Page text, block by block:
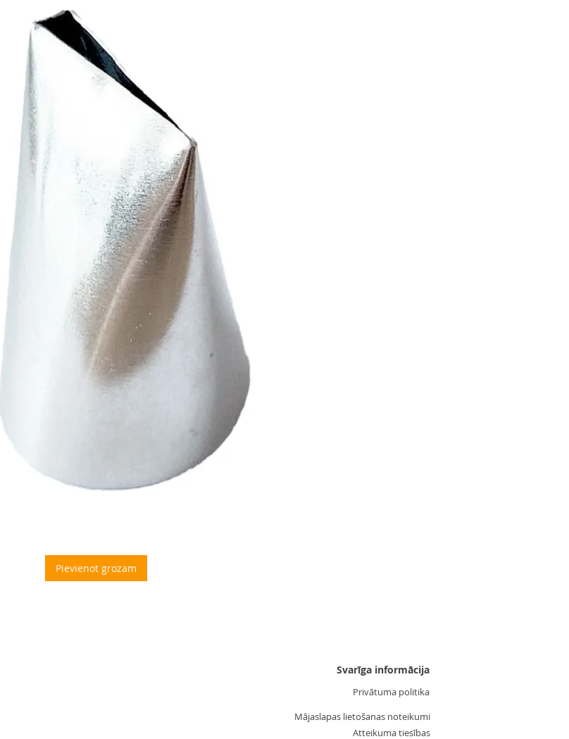
Pievienot grozam
Svarīga informācija
Privātuma politika
Mājaslapas lietošanas noteikumi
Atteikuma tiesības